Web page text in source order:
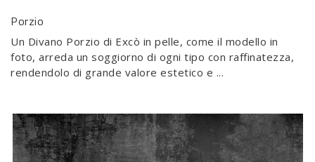
Porzio
Un Divano Porzio di Excò in pelle, come il modello in
foto, arreda un soggiorno di ogni tipo con raffinatezza,
rendendolo di grande valore estetico e ...